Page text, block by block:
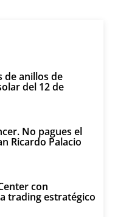
de anillos de
del 12 de
No pagues el
Ricardo Palacio
con
trading estratégico